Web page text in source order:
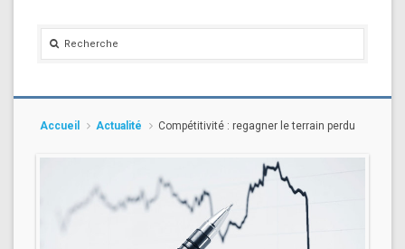
Accueil Actualité Compétitivité : regagner le terrain perdu